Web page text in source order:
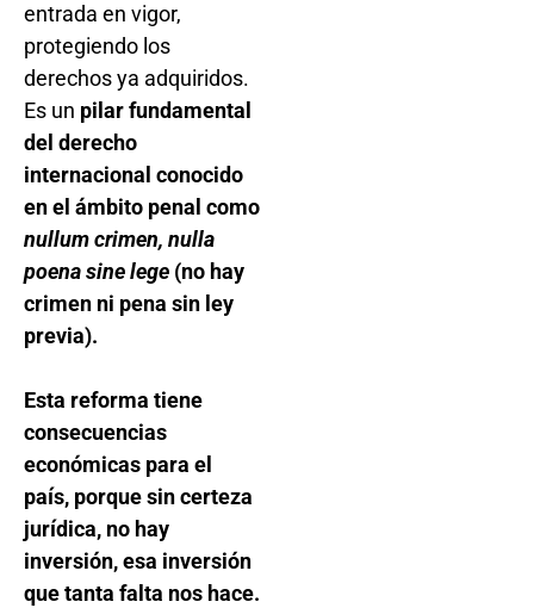
entrada en vigor,
protegiendo los
derechos ya adquiridos.
Es un pilar fundamental
del derecho
internacional conocido
en el ámbito penal como
nullum crimen, nulla
poena sine lege (no hay
crimen ni pena sin ley
previa).
Esta reforma tiene
consecuencias
económicas para el
país, porque sin certeza
jurídica, no hay
inversión, esa inversión
que tanta falta nos hace.